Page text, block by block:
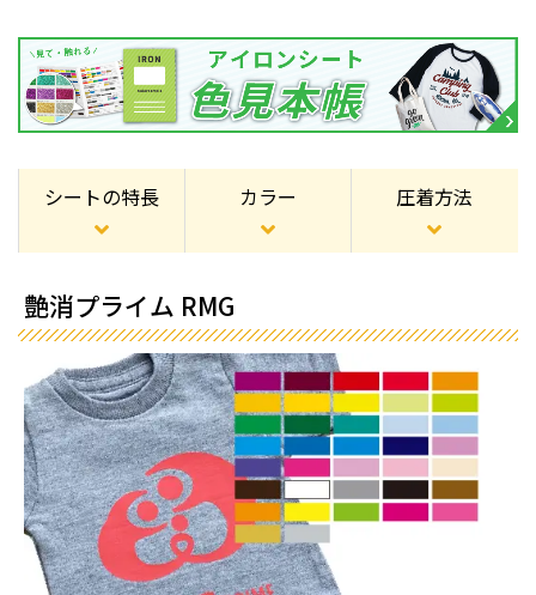
シートの特長 カラー 圧着方法
艶消プライム RMG